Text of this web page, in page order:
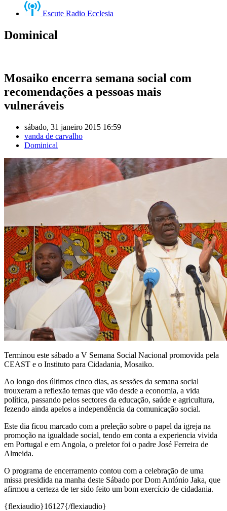
Escute Radio Ecclesia
Dominical
Mosaiko encerra semana social com
recomendações a pessoas mais
vulneráveis
sábado, 31 janeiro 2015 16:59
vanda de carvalho
Dominical
Terminou este sábado a V Semana Social Nacional promovida pela
CEAST e o Instituto para Cidadania, Mosaiko.
Ao longo dos últimos cinco dias, as sessões da semana social
trouxeram a reflexão temas que vão desde a economia, a vida
política, passando pelos sectores da educação, saúde e agricultura,
fezendo ainda apelos a independência da comunicação social.
Este dia ficou marcado com a preleção sobre o papel da igreja na
promoção na igualdade social, tendo em conta a experiencia vivida
em Portugal e em Angola, o preletor foi o padre José Ferreira de
Almeida.
O programa de encerramento contou com a celebração de uma
missa presidida na manha deste Sábado por Dom António Jaka, que
afirmou a certeza de ter sido feito um bom exercício de cidadania.
{flexiaudio}16127{/flexiaudio}